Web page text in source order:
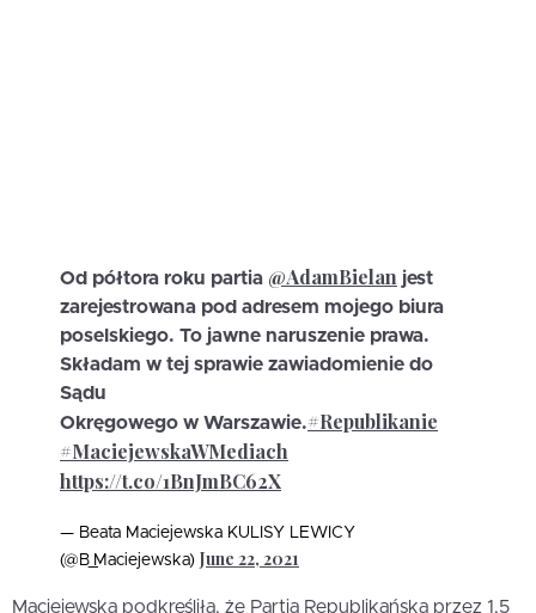
Od półtora roku partia @AdamBielan jest
zarejestrowana pod adresem mojego biura
poselskiego. To jawne naruszenie prawa.
Składam w tej sprawie zawiadomienie do
Sądu
Okręgowego w Warszawie.#Republikanie
#MaciejewskaWMediach
https://t.co/1BnJmBC62X
— Beata Maciejewska KULISY LEWICY
(@B_Maciejewska) June 22, 2021
Maciejewska podkreśliła, że Partia Republikańska przez 1,5